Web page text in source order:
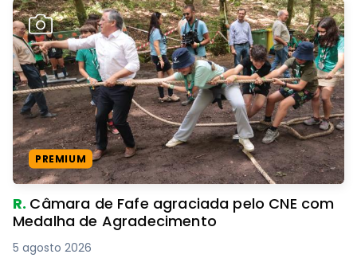
PREMIUM
R. Câmara de Fafe agraciada pelo CNE com
Medalha de Agradecimento
5 agosto 2026